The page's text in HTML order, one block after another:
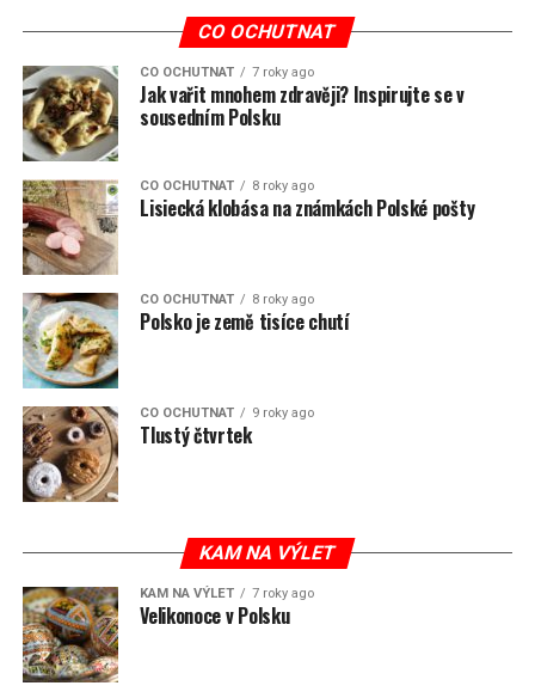
CO OCHUTNAT
CO OCHUTNAT 7 roky ago
Jak vařit mnohem zdravěji? Inspirujte se v
sousedním Polsku
CO OCHUTNAT 8 roky ago
Lisiecká klobása na známkách Polské pošty
CO OCHUTNAT 8 roky ago
Polsko je země tisíce chutí
CO OCHUTNAT 9 roky ago
Tlustý čtvrtek
KAM NA VÝLET
KAM NA VÝLET 7 roky ago
Velikonoce v Polsku